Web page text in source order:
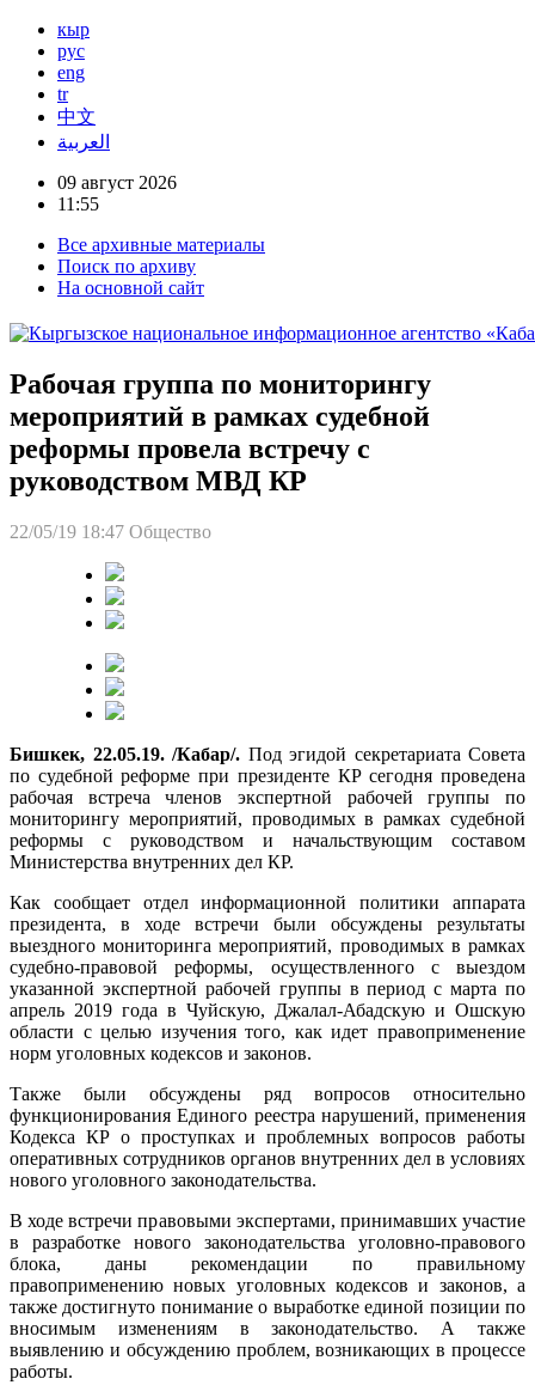
кыр
рус
eng
tr
中文
العربية
09 август 2026
11:55
Все архивные материалы
Поиск по архиву
На основной сайт
Рабочая группа по мониторингу
мероприятий в рамках судебной
реформы провела встречу с
руководством МВД КР
22/05/19 18:47 Общество
Бишкек, 22.05.19. /Кабар/. Под эгидой секретариата Совета
по судебной реформе при президенте КР сегодня проведена
рабочая встреча членов экспертной рабочей группы по
мониторингу мероприятий, проводимых в рамках судебной
реформы с руководством и начальствующим составом
Министерства внутренних дел КР.
Как сообщает отдел информационной политики аппарата
президента, в ходе встречи были обсуждены результаты
выездного мониторинга мероприятий, проводимых в рамках
судебно-правовой реформы, осуществленного с выездом
указанной экспертной рабочей группы в период с марта по
апрель 2019 года в Чуйскую, Джалал-Абадскую и Ошскую
области с целью изучения того, как идет правоприменение
норм уголовных кодексов и законов.
Также были обсуждены ряд вопросов относительно
функционирования Единого реестра нарушений, применения
Кодекса КР о проступках и проблемных вопросов работы
оперативных сотрудников органов внутренних дел в условиях
нового уголовного законодательства.
В ходе встречи правовыми экспертами, принимавших участие
в разработке нового законодательства уголовно-правового
блока, даны рекомендации по правильному
правоприменению новых уголовных кодексов и законов, а
также достигнуто понимание о выработке единой позиции по
вносимым изменениям в законодательство. А также
выявлению и обсуждению проблем, возникающих в процессе
работы.